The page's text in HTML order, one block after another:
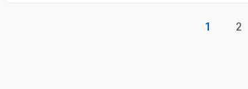
Systems; Biomedical Imaging Informatics; Image
1 2